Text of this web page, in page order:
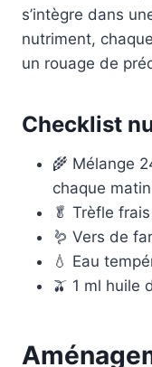
s’intègre dans
nutriment,
un rouage de
Checklist
🌾 Mélange
chaque matin
🥬 Trèfle
🪱 Vers de
💧 Eau
🫒 1 ml huile